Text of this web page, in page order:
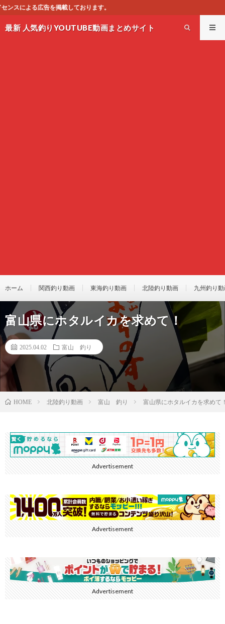
す。
最新 人気釣りYOUTUBE動画まとめサイト
ホーム 関西釣り動画 東海釣り動画 北陸釣り動画 九州釣り
富山県にホタルイカを求めて！
2025.04.02 富山 釣り
HOME 北陸釣り動画 富山 釣り 富山県にホタルイカを求めて
Advertisement
Advertisement
Advertisement